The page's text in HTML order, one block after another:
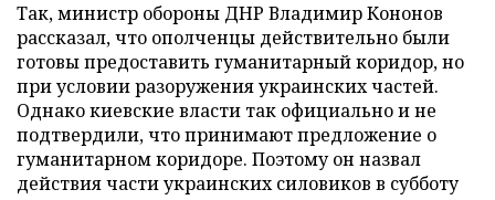
Так, министр обороны ДНР Владимир Кононов
рассказал, что ополченцы действительно были
готовы предоставить гуманитарный коридор, но
при условии разоружения украинских частей.
Однако киевские власти так официально и не
подтвердили, что принимают предложение о
гуманитарном коридоре. Поэтому он назвал
действия части украинских силовиков в субботу